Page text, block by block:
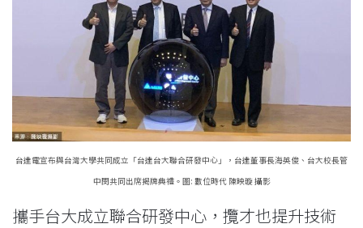
台達電宣布與台灣大學共同成立「台達台大聯合研發中心」，台達董事長海英俊、台大校長管
中閔共同出席揭牌典禮。圖: 數位時代 陳映璇 攝影
攜手台大成立聯合研發中心，攬才也提升技術